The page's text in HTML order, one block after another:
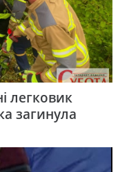
легковик
загинула